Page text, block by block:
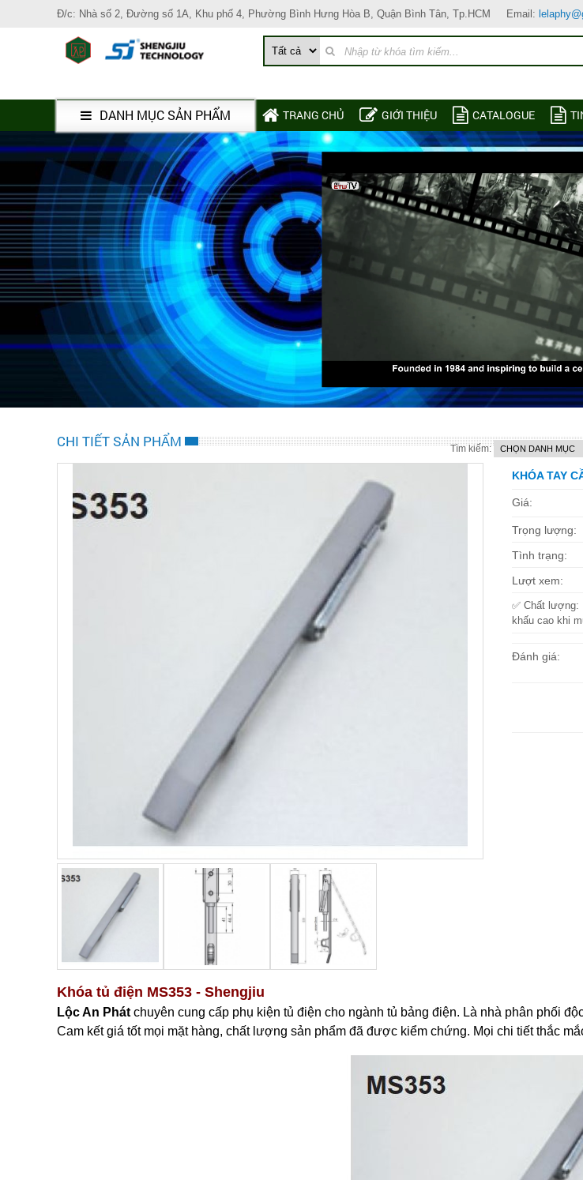
Đ/c: Nhà số 2, Đường số 1A, Khu phố 4, Phường Bình Hưng Hòa B, Quận Bình Tân, Tp.HCM Email:
DANH MỤC SẢN PHẨM TRANG CHỦ GIỚI THIỆU CATALOGUE
Tìm kiếm:
CHI TIẾT SẢN PHẨM
KHÓA TAY
Giá:
Trọng lượng:
Tình trạng:
Lượt xem:
✅ Chất lượng:
khấu cao khi
Đánh giá:
Khóa tủ điện MS353 - Shengjiu
Lộc An Phát chuyên cung cấp phụ kiện tủ điện cho ngành tủ bảng điện. Là nhà phân phối
Cam kết giá tốt mọi mặt hàng, chất lượng sản phẩm đã được kiểm chứng. Mọi chi tiết thắc